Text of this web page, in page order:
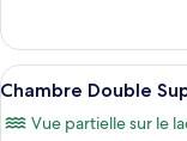
vue
jardin
le
type
de
Suite
Afficher
toutes
les
6
Chambre Double
Vue partielle sur le